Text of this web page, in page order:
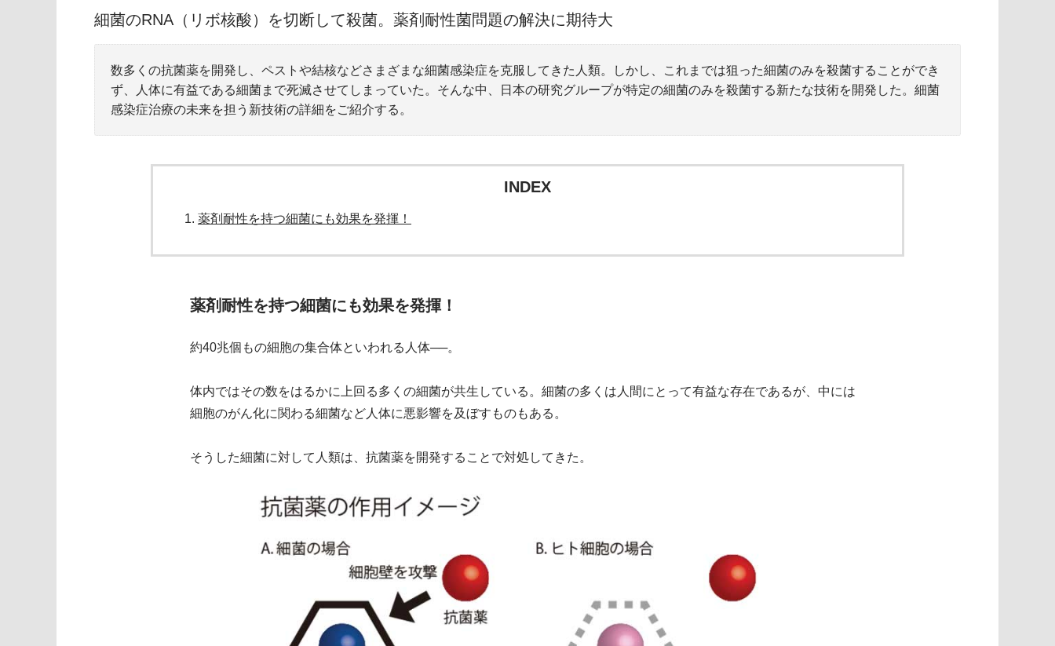
細菌のRNA（リボ核酸）を切断して殺菌。薬剤耐性菌問題の解決に期待大
数多くの抗菌薬を開発し、ペストや結核などさまざまな細菌感染症を克服してきた人類。しかし、これまでは狙った細菌のみを殺菌することができ
ず、人体に有益である細菌まで死滅させてしまっていた。そんな中、日本の研究グループが特定の細菌のみを殺菌する新たな技術を開発した。細菌
感染症治療の未来を担う新技術の詳細をご紹介する。
INDEX
薬剤耐性を持つ細菌にも効果を発揮！
薬剤耐性を持つ細菌にも効果を発揮！
約40兆個もの細胞の集合体といわれる人体──。
体内ではその数をはるかに上回る多くの細菌が共生している。細菌の多くは人間にとって有益な存在であるが、中には
細胞のがん化に関わる細菌など人体に悪影響を及ぼすものもある。
そうした細菌に対して人類は、抗菌薬を開発することで対処してきた。